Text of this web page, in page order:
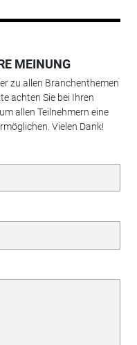
MEINUNG
zu allen Branchenthemen
achten Sie bei Ihren
allen Teilnehmern eine
Vielen Dank!